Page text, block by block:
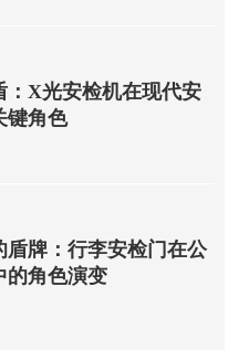
：X光安检机在现代安
键角色
盾牌：行李安检门在公
的角色演变